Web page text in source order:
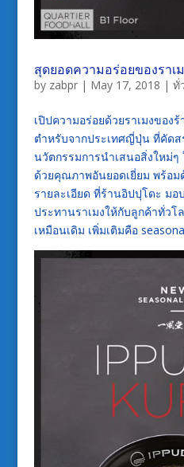
สุดยอดความอร่อยของรา
by zabpr| May 17, 2018 | ทั่
เปิปความอร่อยด้วยราเมงของ
ตำหรับจากประเทศญี่ปุ่น ที่คัด
นวัตกรรมการนำเสนอสิ่งใหม่ๆ
ด้วยคุณภาพอันยอดเยี่ยม พร้อม
รายละเอียด ที่ร้านอิปปุโดะ ม
ประทานราเมงให้กับลูกค้าทั่วโ
เหมือนเดิม เพิ่มเติมคือ